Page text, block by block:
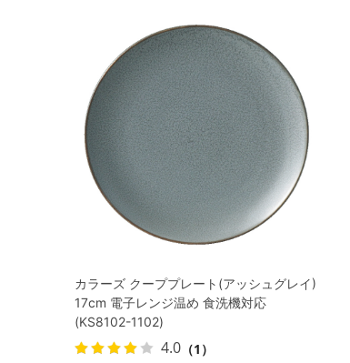
カラーズ クーププレート(アッシュグレイ)
17cm 電子レンジ温め 食洗機対応
(KS8102-1102)
4.0 （1）